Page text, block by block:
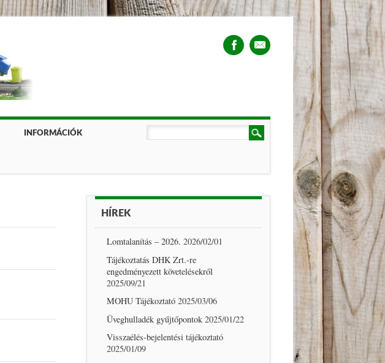
INFORMÁCIÓK
HÍREK
Lomtalanítás – 2026. 2026/02/01
Tájékoztatás DHK Zrt.-re
engedményezett követelésekről
2025/09/21
MOHU Tájékoztató 2025/03/06
Üveghulladék gyűjtőpontok 2025/01/22
Visszaélés-bejelentési tájékoztató
2025/01/09